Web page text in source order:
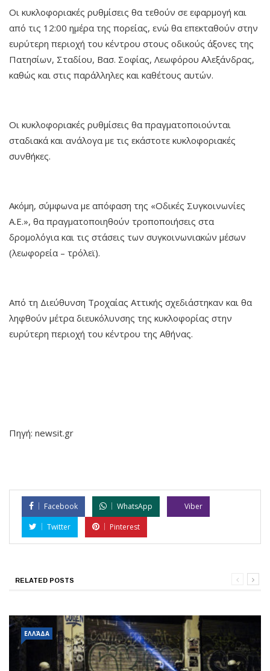
Οι κυκλοφοριακές ρυθμίσεις θα τεθούν σε εφαρμογή και
από τις 12:00 ημέρα της πορείας, ενώ θα επεκταθούν στην
ευρύτερη περιοχή του κέντρου στους οδικούς άξονες της
Πατησίων, Σταδίου, Βασ. Σοφίας, Λεωφόρου Αλεξάνδρας,
καθώς και στις παράλληλες και καθέτους αυτών.
Οι κυκλοφοριακές ρυθμίσεις θα πραγματοποιούνται
σταδιακά και ανάλογα με τις εκάστοτε κυκλοφοριακές
συνθήκες.
Ακόμη, σύμφωνα με απόφαση της «Οδικές Συγκοινωνίες
Α.Ε.», θα πραγματοποιηθούν τροποποιήσεις στα
δρομολόγια και τις στάσεις των συγκοινωνιακών μέσων
(λεωφορεία – τρόλεϊ).
Από τη Διεύθυνση Τροχαίας Αττικής σχεδιάστηκαν και θα
ληφθούν μέτρα διευκόλυνσης της κυκλοφορίας στην
ευρύτερη περιοχή του κέντρου της Αθήνας.
Πηγή: newsit.gr
Facebook WhatsApp
Viber
Twitter
Pinterest
RELATED POSTS
ΕΛΛΆΔΑ